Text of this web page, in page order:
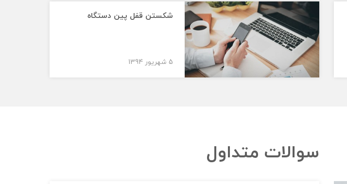
شکستن قفل پین دستگاه
5 شهریور 1394
سوالات متداول